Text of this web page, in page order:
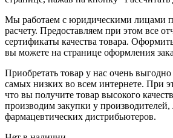
Мы работаем с юридическими лицами
расчету. Предоставляем при этом все
сертификаты качества товара.
вы можете на странице оформления
Приобретать товар у нас очень
самых низких во всем интернете. При
что вы получите товар высокого
производим закупки у
фармацевтических дистрибьютеров.